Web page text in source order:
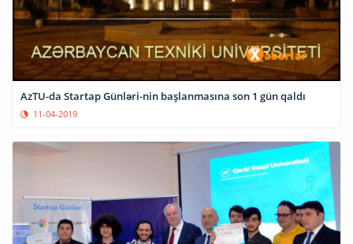
AzTU-da Startap Günləri-nin başlanmasına son 1 gün qaldı
11-04-2019